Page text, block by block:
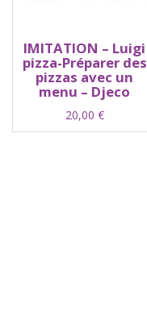
IMITATION – Luigi
pizza-Préparer des
pizzas avec un
menu – Djeco
20,00 €